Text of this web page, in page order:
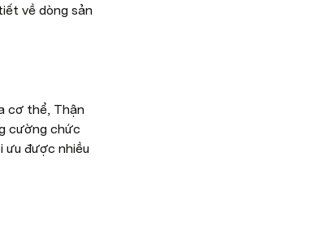
về dòng sản
cơ thể, Thận
cường chức
ưu được nhiều